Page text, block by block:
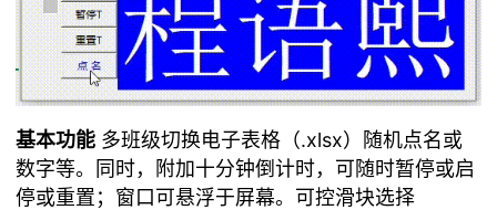
基本功能 多班级切换电子表格（.xlsx）随机点名或
数字等。同时，附加十分钟倒计时，可随时暂停或启
停或重置；窗口可悬浮于屏幕。可控滑块选择